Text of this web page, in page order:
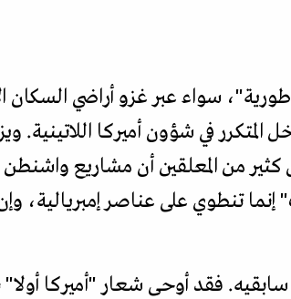
سواء عبر غزو أراضي السكان
في شؤون أميركا اللاتينية.
كثير من المعلقين أن مشاريع واشنطن
تنطوي على عناصر إمبريالية،
فقد أوحى شعار "أميركا أولا"